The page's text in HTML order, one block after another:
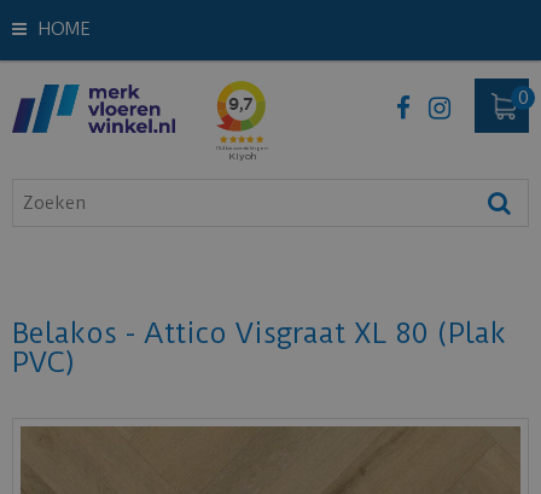
HOME
Belakos - Attico Visgraat XL 80 (Plak
PVC)